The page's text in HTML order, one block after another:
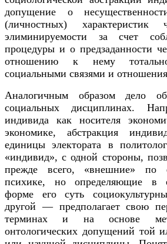
допущение о
(личностных)
элиминируемости за счет
процедуры и о предзаданности
отношению к нему
социальными связями и
Аналогичным образом дело
социальных дисциплинах.
индивида как носителя
экономике, абстракция
единицы электората в
«индивид», с одной стороны,
прежде всего, «внешние»
психике, но определяющие в
форме его суть
другой — предполагает свою
терминах и на основе
онтологических допущений той